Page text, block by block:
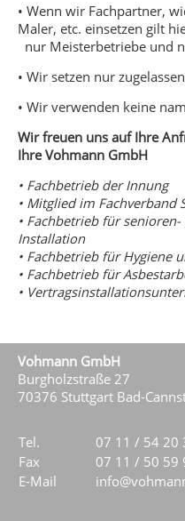
• Wenn wir Fachpartner,
Maler, etc. einsetzen gilt
nur Meisterbetriebe und
• Wir setzen nur
• Wir verwenden keine
Wir freuen uns auf Ihre
Ihre Vohmann GmbH
• Fachbetrieb der Innung
• Mitglied im Fachverband
• Fachbetrieb für
Installation
• Fachbetrieb für Hygiene
• Fachbetrieb für
•
Vohmann GmbH
Burgholzstraße 27
70376 Stuttgart Bad-
Tel.
07 11 / 54 20
Fax
07 11 / 50 59
E-Mail